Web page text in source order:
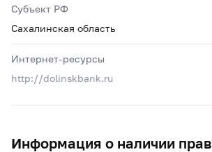
Субъект РФ
Сахалинская область
Интернет-ресурсы
http://dolinskbank.ru
Информация о наличии